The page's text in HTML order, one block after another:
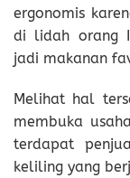
ergonomis
di lidah orang
jadi makanan
Melihat hal
membuka
terdapat
keliling yang